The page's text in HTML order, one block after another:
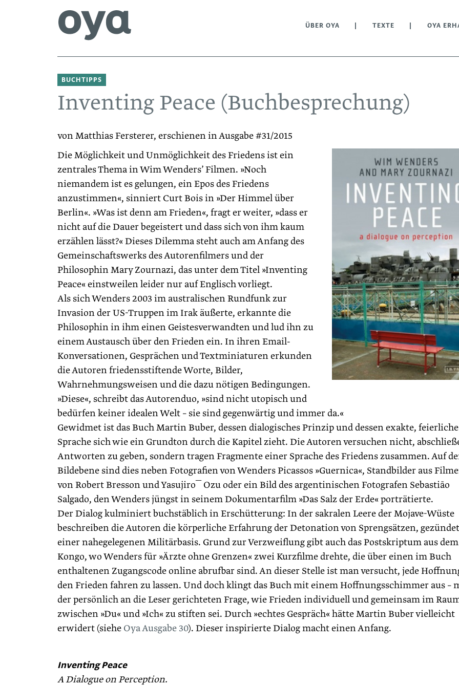
ÜBER OYA TEXTE OYA
BUCHTIPPS
Inventing Peace (Buchbesprechung)
von Matthias Fersterer, erschienen in Ausgabe #31/2015
Die Möglichkeit und Unmöglichkeit des Friedens ist ein
zentrales Thema in Wim Wenders’ Filmen. »Noch
niemandem ist es gelungen, ein Epos des Friedens
anzustimmen«, sinniert Curt Bois in »Der Himmel über
Berlin«. »Was ist denn am Frieden«, fragt er weiter, »dass er
nicht auf die Dauer begeistert und dass sich von ihm kaum
erzählen lässt?« Dieses Dilemma steht auch am Anfang des
Gemeinschaftswerks des Autorenfilmers und der
Philosophin Mary Zournazi, das unter dem Titel »Inventing
Peace« einstweilen leider nur auf Englisch vorliegt.
Als sich Wenders 2003 im australischen Rundfunk zur
Invasion der US-Truppen im Irak äußerte, erkannte die
Philosophin in ihm einen Geistes­verwandten und lud ihn zu
einem Austausch über den Frieden ein. In ihren ­Email-
Konversationen, Gesprächen und Textminia­turen erkunden
die Autoren friedensstiftende Worte, Bilder,
Wahrnehmungsweisen und die dazu nötigen Bedingungen.
»Diese«, schreibt das Autorenduo, »sind nicht utopisch und
bedürfen keiner idealen Welt – sie sind gegenwärtig und immer da.«
Gewidmet ist das Buch Martin Buber, dessen dialogisches Prinzip und dessen exakte, feierliche
Sprache sich wie ein Grundton durch die Kapitel zieht. Die Autoren versuchen nicht,
Antworten zu geben, sondern tragen Fragmente einer Sprache des Friedens zusammen. Auf
Bildebene sind dies neben Fotografien von Wenders Picassos »Guernica«, Standbilder aus
von Robert Bresson und Yasujiro¯ Ozu oder ein Bild des argentinischen Fotografen Sebastião
Salgado, den Wenders jüngst in seinem Dokumentarfilm »Das Salz der Erde« porträtierte.
Der Dialog kulminiert buchstäblich in Erschütterung: In der sakralen Leere der Mojave-Wüste
beschreiben die Autoren die körperliche Erfahrung der Detonation von Sprengsätzen,
einer nahegelegenen Militärbasis. Grund zur Verzweiflung gibt auch das Postskriptum aus dem
Kongo, wo Wenders für »Ärzte ohne Grenzen« zwei Kurzfilme drehte, die über einen im Buch
enthaltenen Zugangscode online abrufbar sind. An dieser Stelle ist man versucht, jede
den Frieden fahren zu lassen. Und doch klingt das Buch mit einem Hoffnungsschimmer aus –
der persönlich an die Leser gerichteten Frage, wie Frieden individuell und gemeinsam im
zwischen »Du« und »Ich« zu stiften sei. Durch »echtes ­Gespräch« hätte Martin Buber vielleicht
erwidert (siehe Oya Ausgabe 30). Dieser in­spirierte Dialog macht einen Anfang.
Inventing Peace
A Dialogue on Perception.